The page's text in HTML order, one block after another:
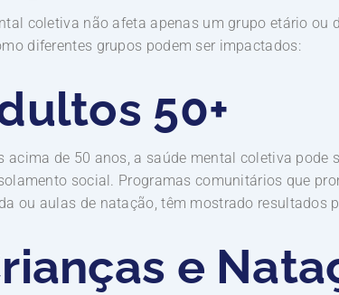
coletiva não afeta apenas um grupo etário
diferentes grupos podem ser impactados:
50+
acima de 50 anos, a saúde mental coletiva
social. Programas comunitários que
ou aulas de natação, têm mostrado resultados
e